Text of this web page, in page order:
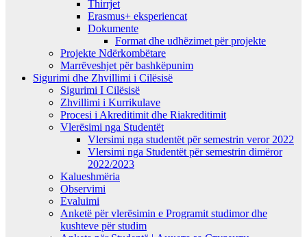
Thirrjet
Erasmus+ eksperiencat
Dokumente
Format dhe udhëzimet për projekte
Projekte Ndërkombëtare
Marrëveshjet për bashkëpunim
Sigurimi dhe Zhvillimi i Cilësisë
Sigurimi I Cilësisë
Zhvillimi i Kurrikulave
Procesi i Akreditimit dhe Riakreditimit
Vlerësimi nga Studentët
Vlersimi nga studentët për semestrin veror 2022
Vlersimi nga Studentët për semestrin dimëror
2022/2023
Kalueshmëria
Observimi
Evaluimi
Anketë për vlerësimin e Programit studimor dhe
kushteve për studim